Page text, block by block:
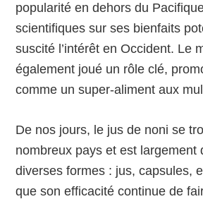
popularité en dehors du
scientifiques sur ses bienfaits
suscité l’intérêt en Occident. Le
également joué un rôle clé,
comme un super-aliment aux
De nos jours, le jus de noni se
nombreux pays et est largement
diverses formes : jus, capsules,
que son efficacité continue de